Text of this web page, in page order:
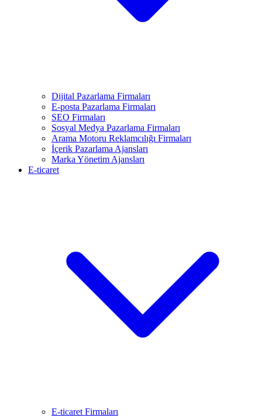
Dijital Pazarlama Firmaları
E-posta Pazarlama Firmaları
SEO Firmaları
Sosyal Medya Pazarlama Firmaları
Arama Motoru Reklamcılığı Firmaları
İçerik Pazarlama Ajansları
Marka Yönetim Ajansları
E-ticaret
E-ticaret Firmaları